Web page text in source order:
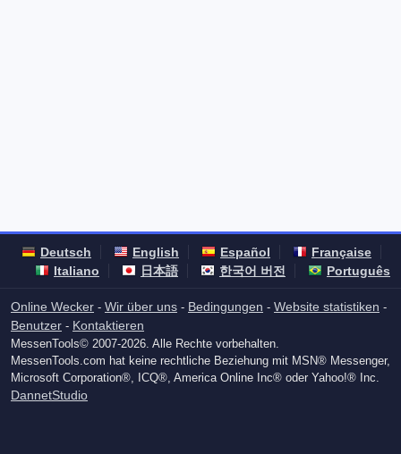
Deutsch English Español
Française
Italiano
日本語 한국어 버전 Português
Online Wecker - Wir über uns - Bedingungen - Website statistiken -
Benutzer - Kontaktieren
MessenTools© 2007-2026. Alle Rechte vorbehalten.
MessenTools.com hat keine rechtliche Beziehung mit MSN® Messenger,
Microsoft Corporation®, ICQ®, America Online Inc® oder Yahoo!® Inc.
DannetStudio